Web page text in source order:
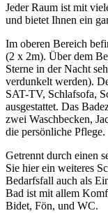
Jeder Raum ist mit
und bietet Ihnen ein
Im oberen Bereich
(2 x 2m). Über dem
Sterne in der Nacht
verdunkelt werden).
SAT-TV, Schlafsofa,
ausgestattet. Das
zwei Waschbecken,
die persönliche Pflege.
Getrennt durch einen
Sie hier ein weiteres
Bedarfsfall auch als
Bad ist mit allem
Bidet, Fön, und WC.